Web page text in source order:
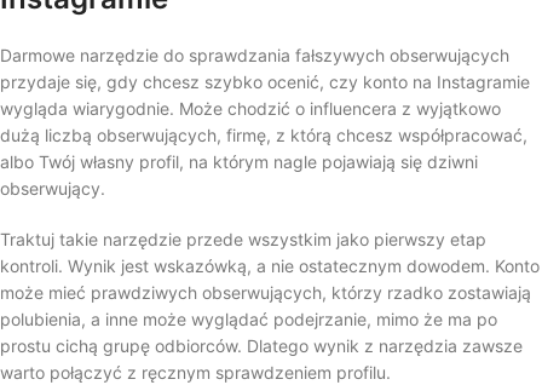
Darmowe narzędzie do sprawdzania fałszywych obserwujących
przydaje się, gdy chcesz szybko ocenić, czy konto na Instagramie
wygląda wiarygodnie. Może chodzić o influencera z wyjątkowo
dużą liczbą obserwujących, firmę, z którą chcesz współpracować,
albo Twój własny profil, na którym nagle pojawiają się dziwni
obserwujący.
Traktuj takie narzędzie przede wszystkim jako pierwszy etap
kontroli. Wynik jest wskazówką, a nie ostatecznym dowodem. Konto
może mieć prawdziwych obserwujących, którzy rzadko zostawiają
polubienia, a inne może wyglądać podejrzanie, mimo że ma po
prostu cichą grupę odbiorców. Dlatego wynik z narzędzia zawsze
warto połączyć z ręcznym sprawdzeniem profilu.